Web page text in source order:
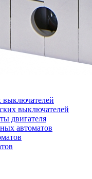
выключателей
выключателей
двигателя
автоматов